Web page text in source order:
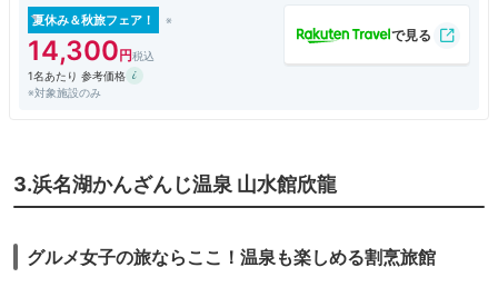
めはまあまあ、といったところ。温泉は日帰り客と一緒の大きな浴場と、
宿泊客専用の半露天風呂があり、そちらにはドリンクなどのサービスがあ
ります。宿泊客用のお風呂でゆっくりしたかったのですが、叫び騒ぎまく
る男子と運悪く一緒になってしまい、最悪の時間になりました。マナーの
悪い子供は少なからずいます…。夕・朝食は様々な料理があり、ラインナ
す！ 景品がすべて子供向けのおもちゃ/お菓子とは…。チェックイン時
にその旨伝えておいて欲しいです。抽選会の途中であきれて退席する大人
ます。予定に入れないほうが賢明でしょう。
夏休み＆秋旅フェア！
14,300
1名あたり 参考価格
※対象施設のみ
3.浜名湖かんざんじ温泉 山水館欣龍
グルメ女子の旅ならここ！温泉も楽しめる割烹旅館